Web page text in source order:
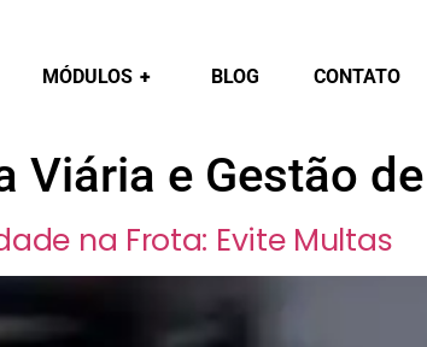
MÓDULOS + BLOG CONTATO
Viária e Gestão
na Frota: Evite Multas